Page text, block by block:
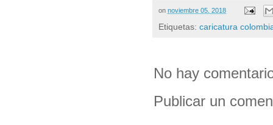
on noviembre 05, 2018
Etiquetas: caricatura
No hay
Publicar un